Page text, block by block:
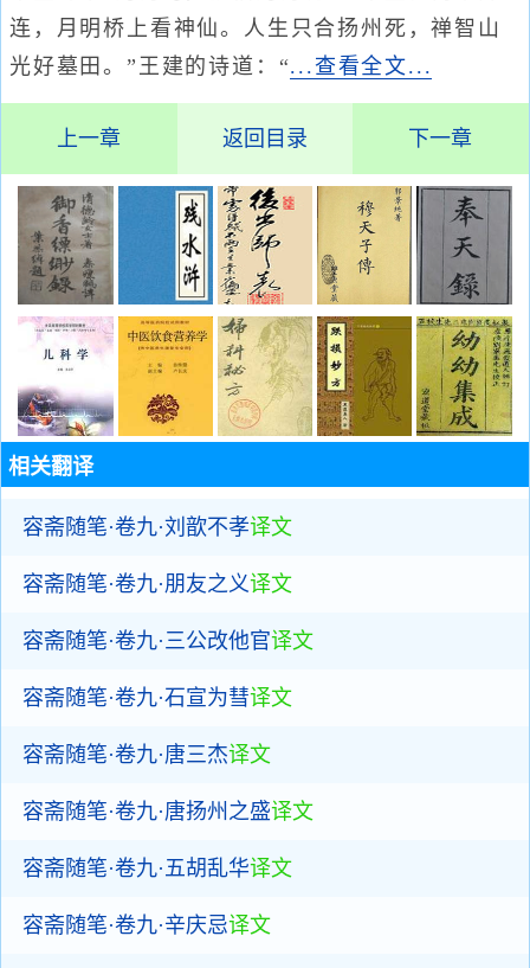
连，月明桥上看神仙。人生只合扬州死，禅智山
光好墓田。”王建的诗道：“...查看全文...
上一章 返回目录 下一章
相关翻译
容斋随笔·卷九·刘歆不孝译文
容斋随笔·卷九·朋友之义译文
容斋随笔·卷九·三公改他官译文
容斋随笔·卷九·石宣为彗译文
容斋随笔·卷九·唐三杰译文
容斋随笔·卷九·唐扬州之盛译文
容斋随笔·卷九·五胡乱华译文
容斋随笔·卷九·辛庆忌译文